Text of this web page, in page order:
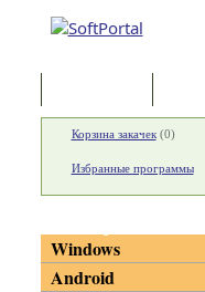
Корзина закачек(0)
Избранные программы
Windows
Android